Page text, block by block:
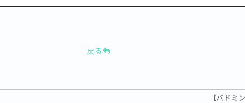
戻る
【バドミ